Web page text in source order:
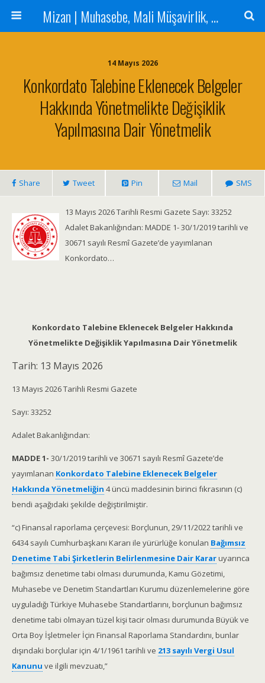
Mizan | Muhasebe, Mali Müşavirlik, Denetim Hizmetleri
14 Mayıs 2026
Konkordato Talebine Eklenecek Belgeler
Hakkında Yönetmelikte Değişiklik
Yapılmasına Dair Yönetmelik
Share Tweet Pin Mail SMS
13 Mayıs 2026 Tarihli Resmi Gazete Sayı: 33252
Adalet Bakanlığından: MADDE 1- 30/1/2019 tarihli ve
30671 sayılı Resmî Gazete’de yayımlanan
Konkordato…
Konkordato Talebine Eklenecek Belgeler Hakkında
Yönetmelikte Değişiklik Yapılmasına Dair Yönetmelik
Tarih: 13 Mayıs 2026
13 Mayıs 2026 Tarihli Resmi Gazete
Sayı: 33252
Adalet Bakanlığından:
MADDE 1- 30/1/2019 tarihli ve 30671 sayılı Resmî Gazete’de
yayımlanan Konkordato Talebine Eklenecek Belgeler
Hakkında Yönetmeliğin 4 üncü maddesinin birinci fıkrasının (c)
bendi aşağıdaki şekilde değiştirilmiştir.
“c) Finansal raporlama çerçevesi: Borçlunun, 29/11/2022 tarihli ve
6434 sayılı Cumhurbaşkanı Kararı ile yürürlüğe konulan Bağımsız
Denetime Tabi Şirketlerin Belirlenmesine Dair Kararuyarınca
bağımsız denetime tabi olması durumunda, Kamu Gözetimi,
Muhasebe ve Denetim Standartları Kurumu düzenlemelerine göre
uyguladığı Türkiye Muhasebe Standartlarını, borçlunun bağımsız
denetime tabi olmayan tüzel kişi tacir olması durumunda Büyük ve
Orta Boy İşletmeler İçin Finansal Raporlama Standardını, bunlar
dışındaki borçlular için 4/1/1961 tarihli ve 213 sayılı Vergi Usul
Kanunu ve ilgili mevzuatı,”